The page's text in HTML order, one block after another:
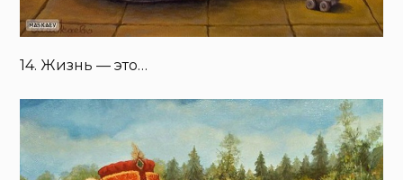
14. Жизнь — это…